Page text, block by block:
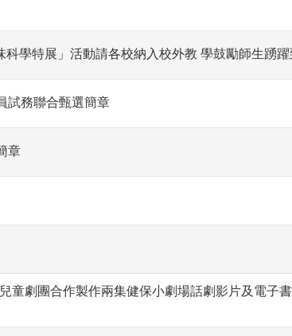
學特展」活動請各校納入校外教 學鼓勵師生踴
試務聯合甄選簡章
章
童劇團合作製作兩集健保小劇場話劇影片及電子